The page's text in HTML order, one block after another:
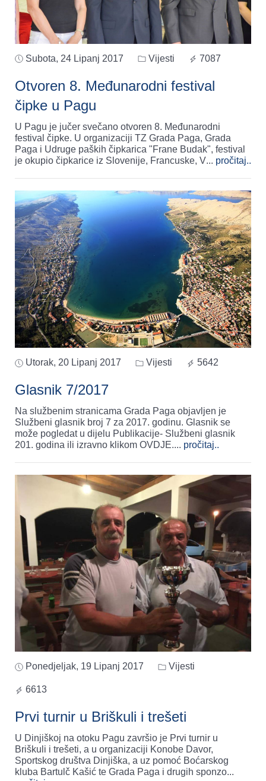
Subota, 24 Lipanj 2017 Vijesti 7087
Otvoren 8. Međunarodni festival
čipke u Pagu
U Pagu je jučer svečano otvoren 8. Međunarodni
festival čipke. U organizaciji TZ Grada Paga, Grada
Paga i Udruge paških čipkarica "Frane Budak", festival
je okupio čipkarice iz Slovenije, Francuske, V... pročitaj..
Utorak, 20 Lipanj 2017 Vijesti 5642
Glasnik 7/2017
Na službenim stranicama Grada Paga objavljen je
Službeni glasnik broj 7 za 2017. godinu. Glasnik se
može pogledat u dijelu Publikacije- Službeni glasnik
201. godina ili izravno klikom OVDJE.... pročitaj..
Ponedjeljak, 19 Lipanj 2017 Vijesti
6613
Prvi turnir u Briškuli i trešeti
U Dinjiškoj na otoku Pagu završio je Prvi turnir u
Briškuli i trešeti, a u organizaciji Konobe Davor,
Sportskog društva Dinjiška, a uz pomoć Boćarskog
kluba Bartulč Kašić te Grada Paga i drugih sponzo...